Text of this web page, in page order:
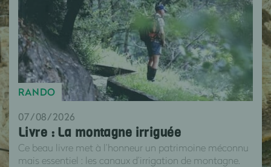
RANDO
07/08/2026
Livre : La montagne irriguée
Ce beau livre met à l’honneur un patrimoine méconnu
mais essentiel : les canaux d’irrigation de montagne.